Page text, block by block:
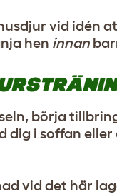
vid idén
hen innan
börja
dig i soffan
vid det här